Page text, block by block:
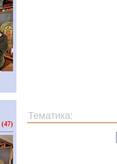
Тематика:
(47)